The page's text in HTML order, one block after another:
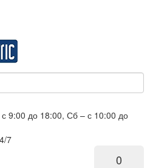
9:00 до 18:00, Сб – с 10:00 до
7
0